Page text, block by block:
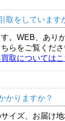
取をしています
。WEB、あり
らをご覧くださ
取についてはこ
かりますか？
イズ、お届け